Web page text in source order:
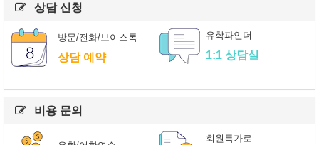
상담 신청
방문/전화/보이스톡
상담 예약
유학파인더
1:1 상담실
비용 문의
회원특가로